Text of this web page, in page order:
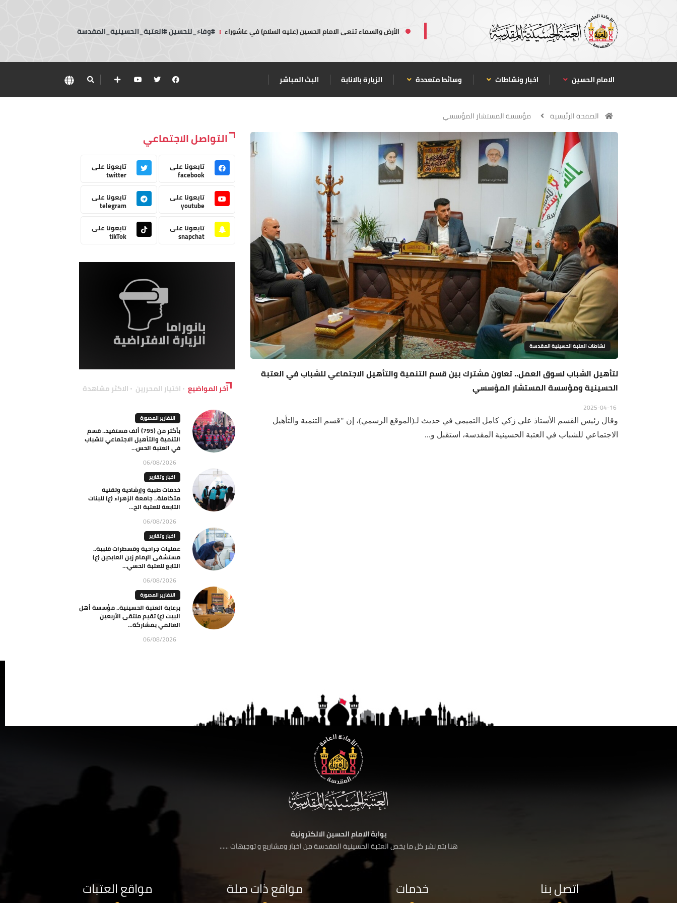
الأرض والسماء تنعى الامام الحسين (عليه السلام) في عاشوراء : #وفاء_للحسين #العتبة_الحسينية_المقدسة
الامام الحسين اخبار ونشاطات وسائط متعددة الزيارة بالانابة البث المباشر
الصفحة الرئيسية مؤسسة المستشار المؤسسي
نشاطات العتبة الحسينية المقدسة
لتأهيل الشباب لسوق العمل.. تعاون مشترك بين قسم التنمية والتأهيل الاجتماعي للشباب في العتبة
الحسينية ومؤسسة المستشار المؤسسي
وقال رئيس القسم الأستاذ علي زكي كامل التميمي في حديث لـ(الموقع الرسمي)، إن "قسم التنمية والتأهيل
الاجتماعي للشباب في العتبة الحسينية المقدسة، استقبل و...
التواصل الاجتماعي
تابعونا على
facebook
تابعونا على
twitter
تابعونا على
youtube
تابعونا على
telegram
تابعونا على
snapchat
تابعونا على
tikTok
آخر المواضيع اختيار المحررين الاكثر مشاهدة
التقارير المصورة
بأكثر من (795) ألف مستفيد.. قسم
التنمية والتأهيل الاجتماعي للشباب
في العتبة الحس...
06/08/2026
اخبار وتقارير
خدمات طبية وإرشادية وتقنية
متكاملة.. جامعة الزهراء (ع) للبنات
التابعة للعتبة الح...
06/08/2026
اخبار وتقارير
عمليات جراحية وقسطرات قلبية..
مستشفى الإمام زين العابدين (ع)
التابع للعتبة الحسي...
06/08/2026
التقارير المصورة
برعاية العتبة الحسينية.. مؤسسة أهل
البيت (ع) تقيم ملتقى الأربعين
العالمي بمشاركة...
06/08/2026
بوابة الامام الحسين الالكترونية
هنا يتم نشر كل ما يخص العتبة الحسينية المقدسة من اخبار ومشاريع و توجيهات ......
اتصل بنا خدمات مواقع ذات صلة مواقع العتبات